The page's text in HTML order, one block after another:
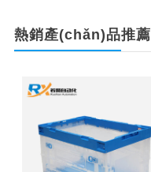
熱銷產(chǎn)品推薦